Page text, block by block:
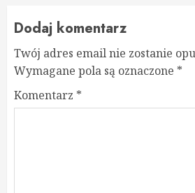
Dodaj komentarz
Twój adres email nie zostanie
Wymagane pola są oznaczone *
Komentarz *